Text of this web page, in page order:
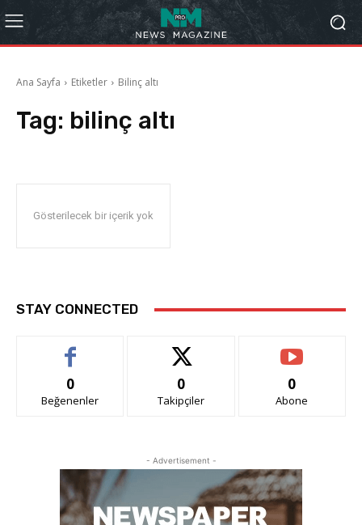
Ana Sayfa Etiketler Bilinç altı
Tag: bilinç altı
Gösterilecek bir içerik yok
STAY CONNECTED
0
Beğenenler
0
Takipçiler
0
Abone
- Advertisement -